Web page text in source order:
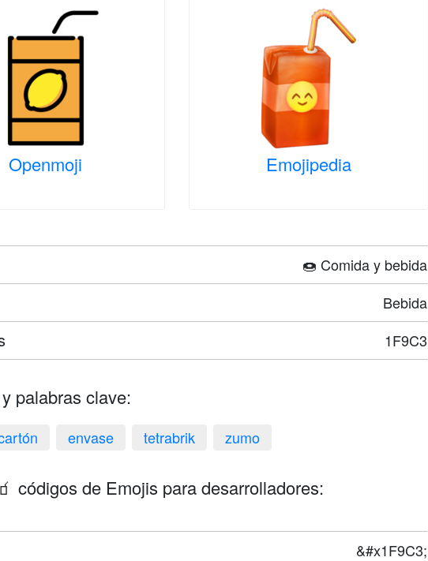
Openmoji Emojipedia
🍩 Comida y bebida
Bebida
1F9C3
palabras clave:
envase tetrabrik zumo
códigos de Emojis para desarrolladores:
&#x1F9C3;